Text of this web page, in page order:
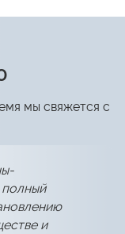
мы свяжется с
и